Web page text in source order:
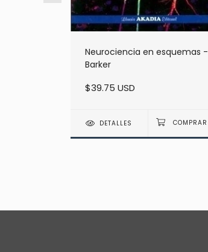
Neurociencia en esquemas -
Barker
$39.75 USD
DETALLES